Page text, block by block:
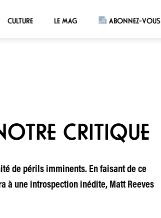
CULTURE LE MAG ABONNEZ-VOUS
CRITIQUE
de périls imminents. En faisant de ce
à une introspection inédite, Matt Reeves